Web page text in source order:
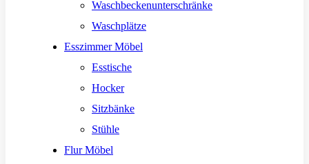
Waschbeckenunterschränke
Waschplätze
Esszimmer Möbel
Esstische
Hocker
Sitzbänke
Stühle
Flur Möbel